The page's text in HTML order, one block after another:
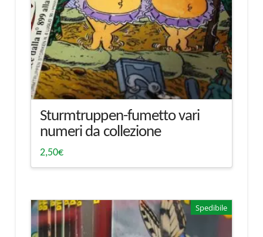
Sturmtruppen-fumetto vari
numeri da collezione
2,50€
Spedibile